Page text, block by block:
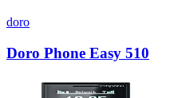
doro
Doro Phone Easy 510